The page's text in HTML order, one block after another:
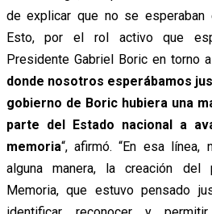
de explicar que no se esperaban
Esto, por el rol activo que
Presidente Gabriel Boric en torno
donde nosotros esperábamos
gobierno de Boric hubiera una
parte del Estado nacional a
memoria“, afirmó. “En esa línea,
alguna manera, la creación
Memoria, que estuvo pensado